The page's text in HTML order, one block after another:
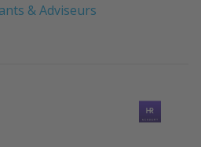
& Adviseurs